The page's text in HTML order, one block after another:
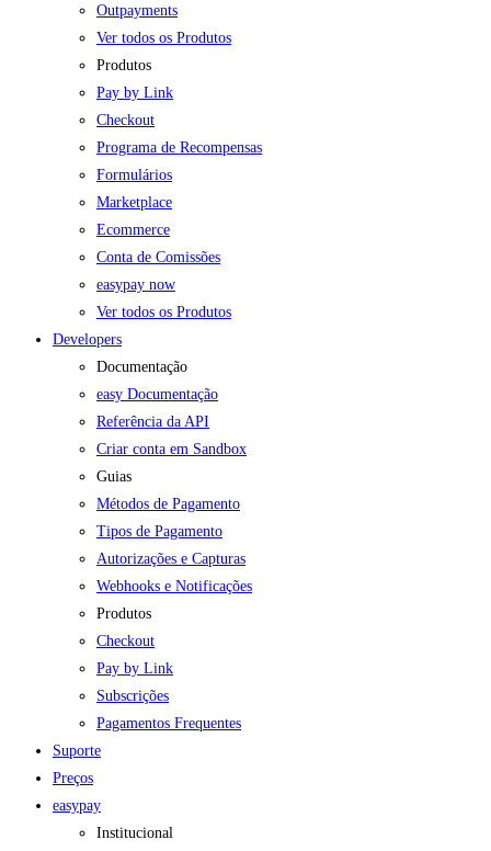
Outpayments
Ver todos os Produtos
Produtos
Pay by Link
Checkout
Programa de Recompensas
Formulários
Marketplace
Ecommerce
Conta de Comissões
easypay now
Ver todos os Produtos
Developers
Documentação
easy Documentação
Referência da API
Criar conta em Sandbox
Guias
Métodos de Pagamento
Tipos de Pagamento
Autorizações e Capturas
Webhooks e Notificações
Produtos
Checkout
Pay by Link
Subscrições
Pagamentos Frequentes
Suporte
Preços
easypay
Institucional